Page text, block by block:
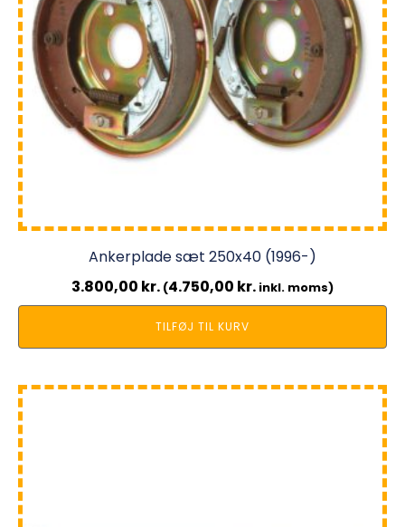
Ankerplade sæt 250x40 (1996-)
3.800,00 kr. (4.750,00 kr. inkl. moms)
TILFØJ TIL KURV